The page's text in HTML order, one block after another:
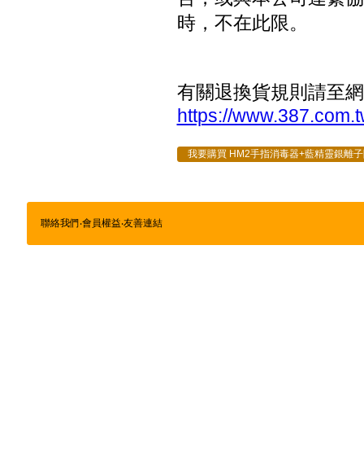
時，不在此限。
有關退換貨規則請至
https://
我要購買 HM2手指消毒器+藍精靈銀離
聯絡我們 ‧會員權益‧友善連結